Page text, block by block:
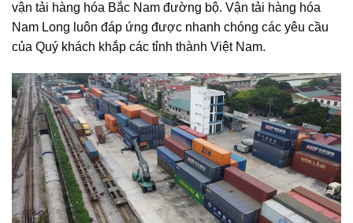
vận tải hàng hóa Bắc Nam đường bộ. Vận tải hàng hóa
Nam Long luôn đáp ứng được nhanh chóng các yêu cầu
của Quý khách khắp các tỉnh thành Việt Nam.